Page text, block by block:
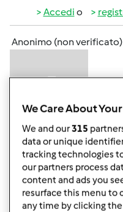
Accedi o
Anonimo (non verificato)
Mer, 09/14/2011 - 09:52
Esatto!!! e io sono in
mia volta ... mia mamma
impastare!!!
We Care About
We and our315
data or unique
tracking technologies
our partners process
content and ads you
resurface this menu to
any time by clicking